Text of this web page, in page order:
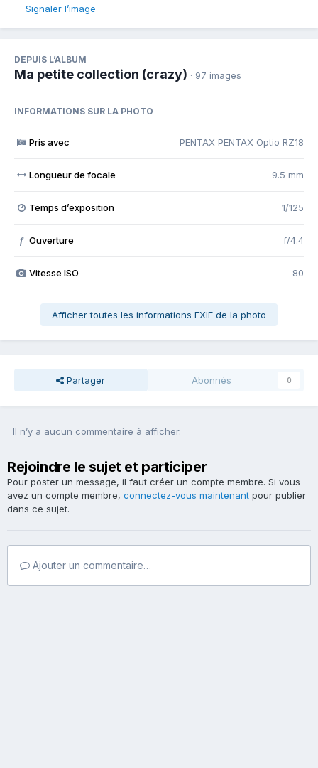
Signaler l’image
DEPUIS L’ALBUM
Ma petite collection (crazy) · 97 images
INFORMATIONS SUR LA PHOTO
Pris avec PENTAX PENTAX Optio RZ18
Longueur de focale 9.5 mm
Temps d’exposition 1/125
f Ouverture f/4.4
Vitesse ISO 80
Afficher toutes les informations EXIF de la photo
Partager Abonnés 0
Il n’y a aucun commentaire à afficher.
Rejoindre le sujet et participer
Pour poster un message, il faut créer un compte membre. Si vous
avez un compte membre, connectez-vous maintenant pour publier
dans ce sujet.
Ajouter un commentaire…